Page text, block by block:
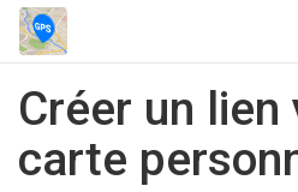
Créer un
carte